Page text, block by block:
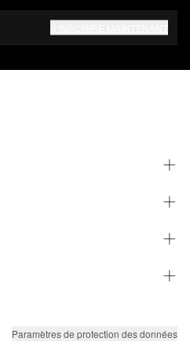
Paramètres de protection des données